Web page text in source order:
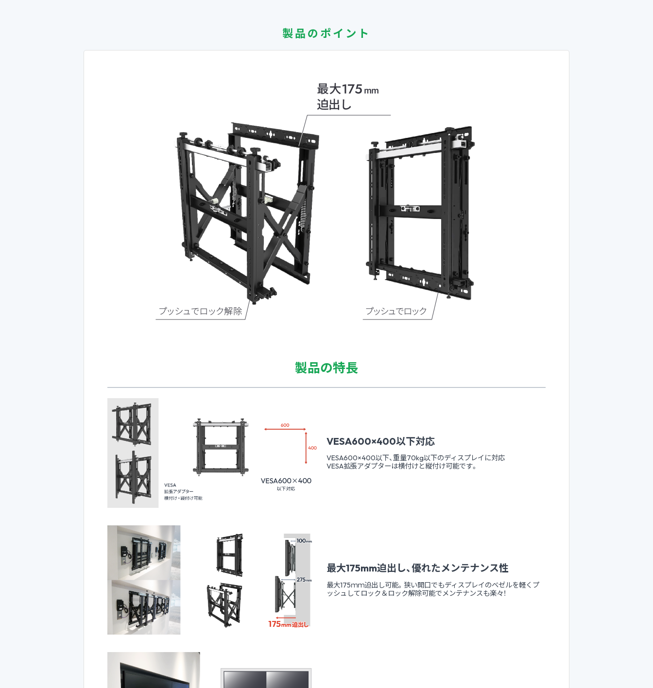
製品のポイント
製品の特長
VESA600×400以下対応
VESA600×400以下、重量70kg以下のディスプレイに対応
VESA拡張アダプターは横付けと縦付け可能です。
最大175mm迫出し、優れたメンテナンス性
最大175ｍｍ迫出し可能。狭い開口でもディスプレイのベゼルを軽くプ
ッシュしてロック＆ロック解除可能でメンテナンスも楽々！